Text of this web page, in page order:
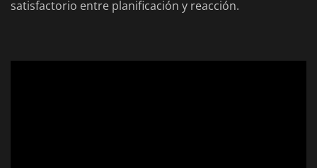
satisfactorio entre planificación y reacción.